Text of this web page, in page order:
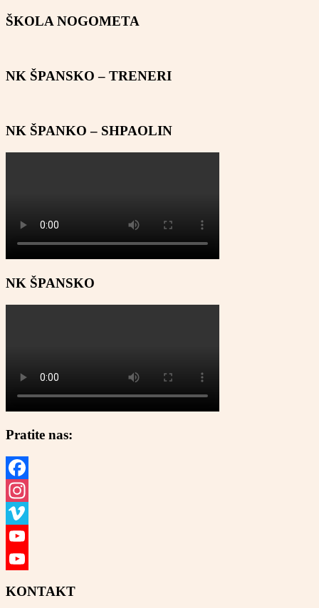
ŠKOLA NOGOMETA
NK ŠPANSKO – TRENERI
NK ŠPANKO – SHPAOLIN
NK ŠPANSKO
Pratite nas:
Facebook
Instagram
Vimeo
YouTube
KONTAKT